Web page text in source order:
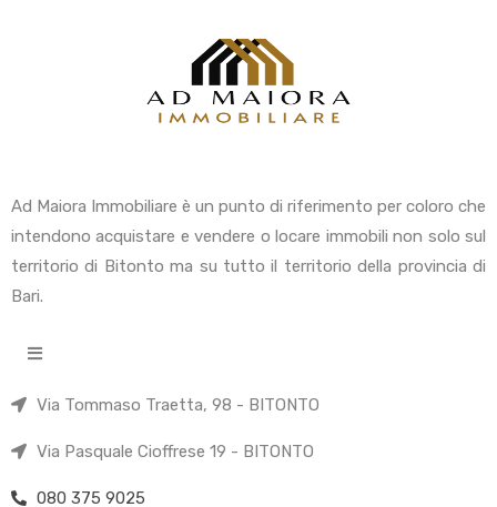
Ad Maiora Immobiliare è un punto di riferimento per coloro che
intendono acquistare e vendere o locare immobili non solo sul
territorio di Bitonto ma su tutto il territorio della provincia di
Bari.
Via Tommaso Traetta, 98 - BITONTO
Via Pasquale Cioffrese 19 - BITONTO
080 375 9025